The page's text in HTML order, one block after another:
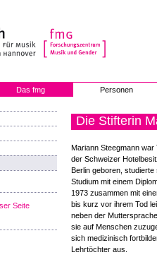
Das fmg Personen
Seite
Die Stifterin
Mariann Steegmann
der Schweizer
Berlin geboren,
Studium mit einem
1973 zusammen mit
bis kurz vor ihrem Tod
neben der
sie auf Menschen
sich medizinisch
Lehrtöchter aus.